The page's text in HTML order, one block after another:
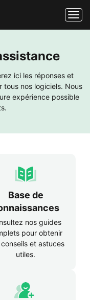
ici les réponses et
tous nos logiciels. Nous
expérience possible
Base de
nos guides
pour obtenir
et astuces
utiles.